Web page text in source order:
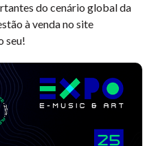
do cenário global da
à venda no site
seu!